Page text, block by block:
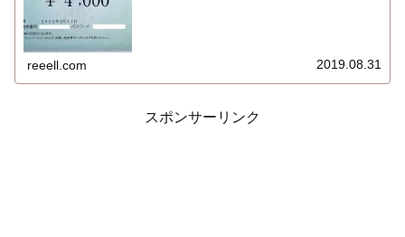
reeell.com 2019.08.31
スポンサーリンク